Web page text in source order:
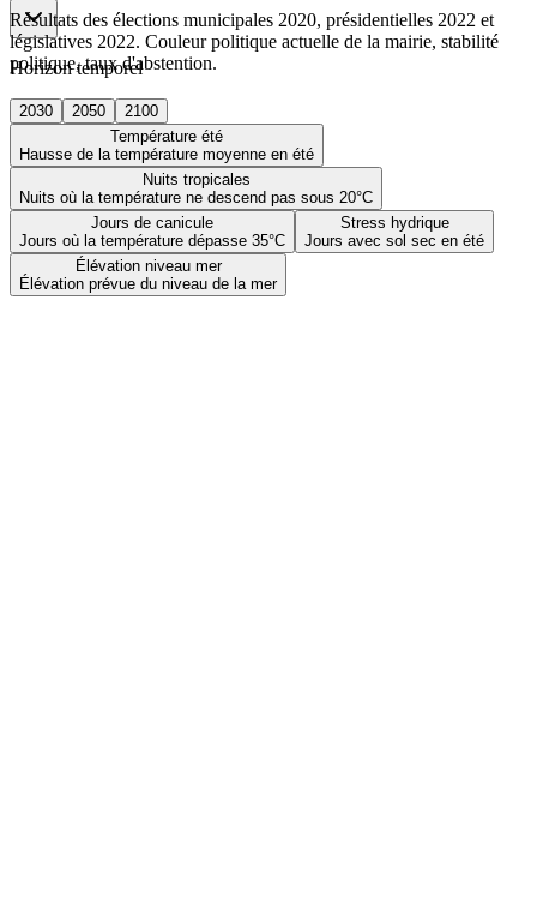
Horizon temporel
2030 2050
2100
Température été
Hausse de la température moyenne en été
Nuits tropicales
Nuits où la température ne descend pas sous 20°C
Jours de canicule
Jours où la température dépasse 35°C
Stress hydrique
Jours avec sol sec en été
Élévation niveau mer
Élévation prévue du niveau de la mer
Résultats des élections municipales 2020, présidentielles 2022 et
législatives 2022. Couleur politique actuelle de la mairie, stabilité
politique, taux d'abstention.